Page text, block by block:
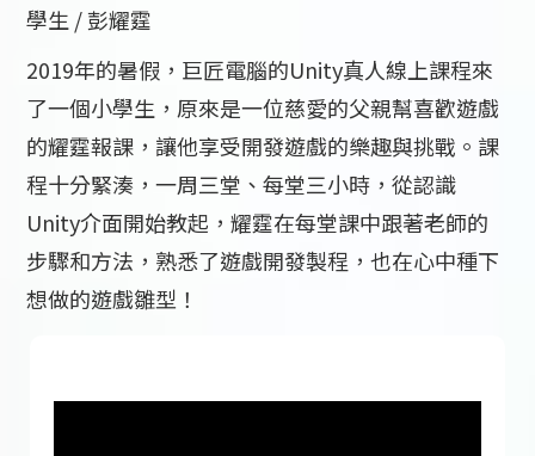
學生 /彭耀霆
2019年的暑假，巨匠電腦的Unity真人線上課程來
了一個小學生，原來是一位慈愛的父親幫喜歡遊戲
的耀霆報課，讓他享受開發遊戲的樂趣與挑戰。課
程十分緊湊，一周三堂、每堂三小時，從認識
Unity介面開始教起，耀霆在每堂課中跟著老師的
步驟和方法，熟悉了遊戲開發製程，也在心中種下
想做的遊戲雛型！